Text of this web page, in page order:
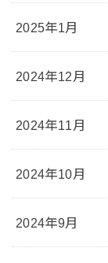
2025年1月
2024年12月
2024年11月
2024年10月
2024年9月